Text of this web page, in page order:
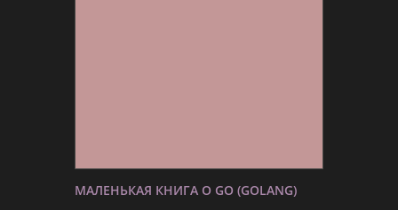
МАЛЕНЬКАЯ КНИГА О GO (GOLANG)